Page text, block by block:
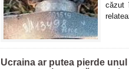
căzut
Ucraina ar putea pierde